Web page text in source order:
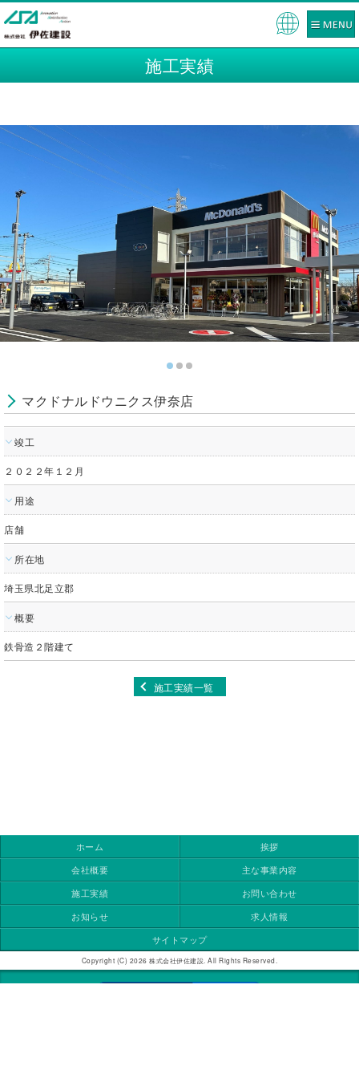
施工実績
マクドナルドウニクス伊奈店
竣工
２０２２年１２月
用途
店舗
所在地
埼玉県北足立郡
概要
鉄骨造２階建て
施工実績一覧
ホーム
挨拶
会社概要
主な事業内容
施工実績
お問い合わせ
お知らせ
求人情報
サイトマップ
Copyright (C) 2026 株式会社伊佐建設. All Rights Reserved.